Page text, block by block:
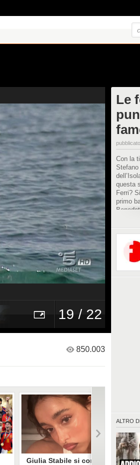
19 / 22
Le
Con la
questa
Ferri?
primo
ALTRO DI
850.003
Giulia Stabile si confessa